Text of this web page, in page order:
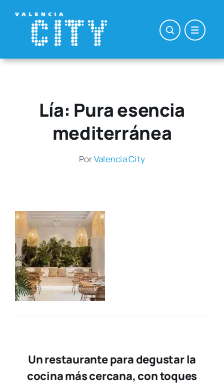
contenido
Lía: Pura esencia
mediterránea
PorValen­cia City
Un restaurante para degustar la
cocina más cercana, con toques